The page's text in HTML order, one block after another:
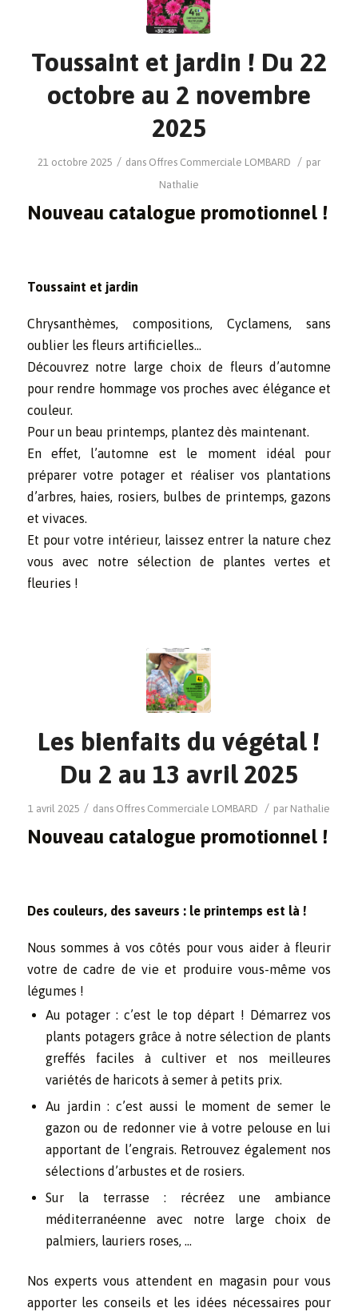
Toussaint et jardin ! Du 22
octobre au 2 novembre
2025
21 octobre 2025 / dans Offres Commerciale LOMBARD / par
Nathalie
Nouveau catalogue promotionnel !
Toussaint et jardin
Chrysanthèmes, compositions, Cyclamens, sans
oublier les fleurs artificielles…
Découvrez notre large choix de fleurs d’automne
pour rendre hommage vos proches avec élégance et
couleur.
Pour un beau printemps, plantez dès maintenant.
En effet, l’automne est le moment idéal pour
préparer votre potager et réaliser vos plantations
d’arbres, haies, rosiers, bulbes de printemps, gazons
et vivaces.
Et pour votre intérieur, laissez entrer la nature chez
vous avec notre sélection de plantes vertes et
fleuries !
Les bienfaits du végétal !
Du 2 au 13 avril 2025
1 avril 2025 / dans Offres Commerciale LOMBARD / par Nathalie
Nouveau catalogue promotionnel !
Des couleurs, des saveurs : le printemps est là !
Nous sommes à vos côtés pour vous aider à fleurir
votre de cadre de vie et produire vous-même vos
légumes !
Au potager : c’est le top départ ! Démarrez vos
plants potagers grâce à notre sélection de plants
greffés faciles à cultiver et nos meilleures
variétés de haricots à semer à petits prix.
Au jardin : c’est aussi le moment de semer le
gazon ou de redonner vie à votre pelouse en lui
apportant de l’engrais. Retrouvez également nos
sélections d’arbustes et de rosiers.
Sur la terrasse : récréez une ambiance
méditerranéenne avec notre large choix de
palmiers, lauriers roses, …
Nos experts vous attendent en magasin pour vous
apporter les conseils et les idées nécessaires pour